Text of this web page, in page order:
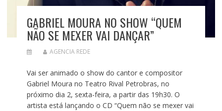
GABRIEL MOURA NO SHOW “QUEM
NÃO SE MEXER VAI DANÇAR”
AGENCIA REDE
Vai ser animado o show do cantor e compositor
Gabriel Moura no Teatro Rival Petrobras, no
próximo dia 2, sexta-feira, a partir das 19h30. O
artista está lançando o CD “Quem não se mexer vai